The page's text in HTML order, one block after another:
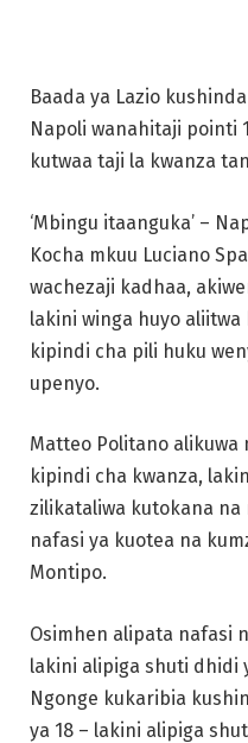
Baada ya Lazio
Napoli wanahitaji pointi
kutwaa taji la kwanza
‘Mbingu itaanguka’ –
Kocha mkuu Luciano
wachezaji kadhaa,
lakini winga huyo
kipindi cha pili huku
upenyo.
Matteo Politano alikuwa
kipindi cha kwanza,
zilikataliwa kutokana na
nafasi ya kuotea na
Montipo.
Osimhen alipata nafasi
lakini alipiga shuti dhidi
Ngonge kukaribia
ya 18 – lakini alipiga